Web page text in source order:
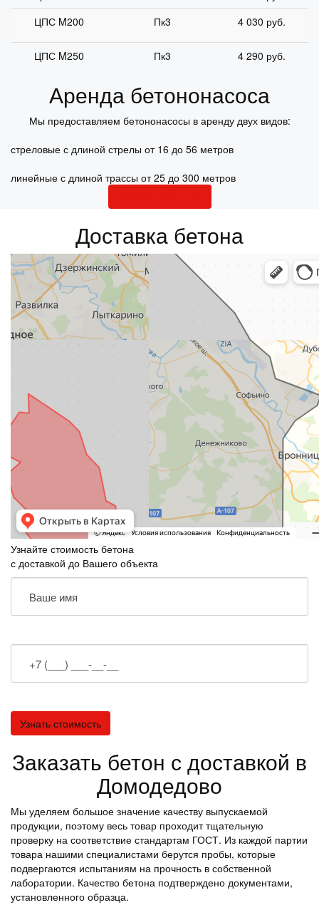
ЦПС M200
Пк3 4 030 руб.
ЦПС M250 Пк3 4 290 руб.
Аренда бетононасоса
Мы предоставляем бетононасосы в аренду двух видов:
стреловые с длиной стрелы от 16 до 56 метров
линейные с длиной трассы от 25 до 300 метров
Доставка бетона
Узнайте стоимость бетона
с доставкой до Вашего объекта
Заказать бетон с доставкой в
Домодедово
Мы уделяем большое значение качеству выпускаемой
продукции, поэтому весь товар проходит тщательную
проверку на соответствие стандартам ГОСТ. Из каждой партии
товара нашими специалистами берутся пробы, которые
подвергаются испытаниям на прочность в собственной
лаборатории. Качество бетона подтверждено документами,
установленного образца.